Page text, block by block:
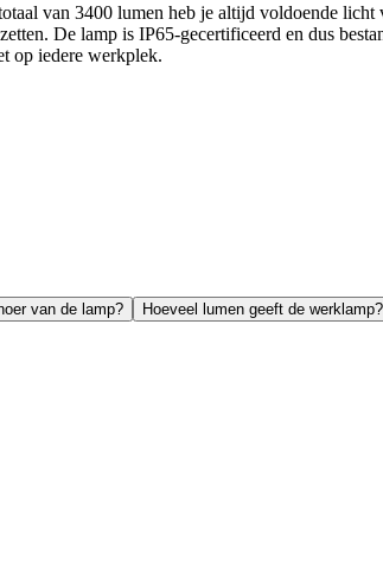
van 3400 lumen heb je altijd voldoende
De lamp is IP65-gecertificeerd en dus
op iedere werkplek.
van de lamp?
Hoeveel lumen geeft de werklamp?